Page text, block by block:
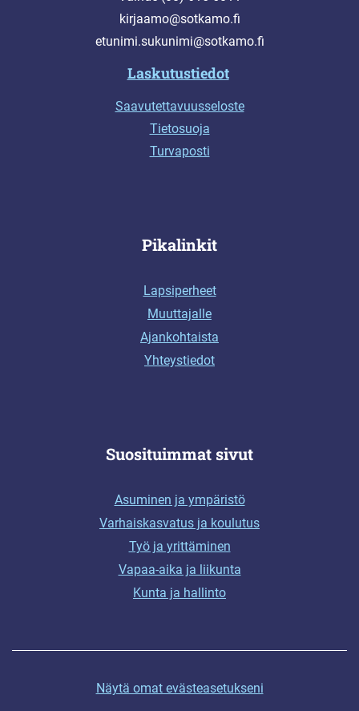
kirjaamo@sotkamo.fi
etunimi.sukunimi@sotkamo.fi
Laskutustiedot
Saavutettavuusseloste
Tietosuoja
Turvaposti
Pikalinkit
Lapsiperheet
Muuttajalle
Ajankohtaista
Yhteystiedot
Suosituimmat sivut
Asuminen ja ympäristö
Varhaiskasvatus ja koulutus
Työ ja yrittäminen
Vapaa-aika ja liikunta
Kunta ja hallinto
Näytä omat evästeasetukseni